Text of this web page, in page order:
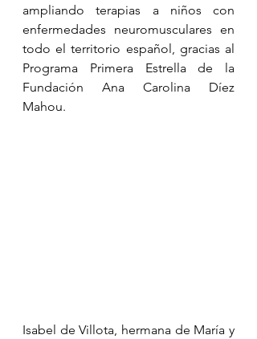
ampliando terapias a niños con
enfermedades neuromusculares en
todo el territorio español, gracias al
Programa Primera Estrella de la
Fundación Ana Carolina Díez
Mahou.
Isabel de Villota, hermana de María y